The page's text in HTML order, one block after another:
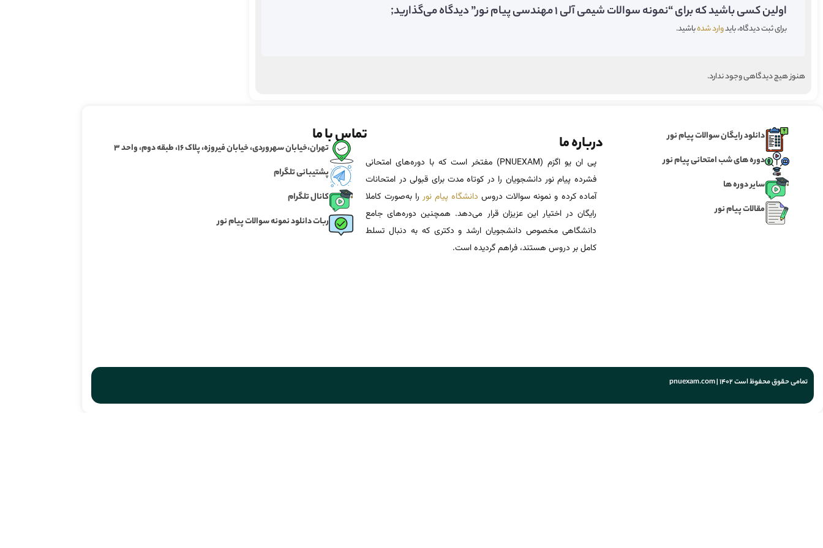
اولین کسی باشید که برای “نمونه سوالات شیمی آلی ۱ مهندسی پیام نور” دیدگاه می‌گذارید;
برای ثبت دیدگاه، بایدوارد شدهباشید.
هنوز هیچ دیدگاهی وجود ندارد.
دانلود رایگان سوالات پیام نور
دوره های شب امتحانی پیام نور
سایر دوره ها
مقالات پیام نور
درباره ما
پی ان یو اگزم (PNUEXAM) مفتخر است که با دوره‌های امتحانی
فشرده پیام نور دانشجویان را در کوتاه مدت برای قبولی در امتحانات
آماده‌ کرده و نمونه سوالات دروس دانشگاه پیام نور را به‌صورت کاملا
رایگان در اختیار این عزیزان قرار می‌دهد. همچنین دوره‌های جامع
دانشگاهی مخصوص دانشجویان ارشد و دکتری که به دنبال تسلط
کامل بر دروس هستند، فراهم گردیده است.
تماس با ما
تهران،خیابان سهروردی، خیابان فیروزه، پلاک ۱۶، طبقه دوم، واحد ۳
پشتیبانی تلگرام
کانال تلگرام
ربات دانلود نمونه سوالات پیام نور
تمامی حقوق محفوظ است 1402 | pnuexam.com